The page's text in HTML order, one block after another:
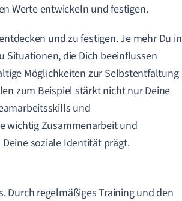
Werte entwickeln und festigen.
und zu festigen. Je mehr Du in
Situationen, die Dich beeinflussen
Möglichkeiten zur Selbstentfaltung
zum Beispiel stärkt nicht nur Deine
und
wichtig Zusammenarbeit und
soziale Identität prägt.
Durch regelmäßiges Training und den